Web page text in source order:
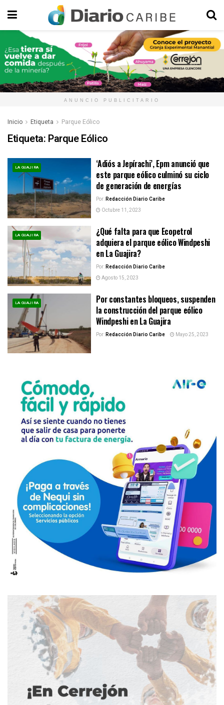
ANUNCIO PUBLICITARIO
Inicio Etiqueta Parque Eólico
Etiqueta: Parque Eólico
LA GUAJIRA
‘Adiós a Jepírachi’, Epm anunció que
este parque eólico culminó su ciclo
de generación de energías
Por:Redacción Diario Caribe
Octubre 11, 2023
LA GUAJIRA
¿Qué falta para que Ecopetrol
adquiera el parque eólico Windpeshi
en La Guajira?
Por:Redacción Diario Caribe
Agosto 15, 2023
LA GUAJIRA
Por constantes bloqueos, suspenden
la construcción del parque eólico
Windpeshi en La Guajira
Por:Redacción Diario Caribe Mayo 25, 2023